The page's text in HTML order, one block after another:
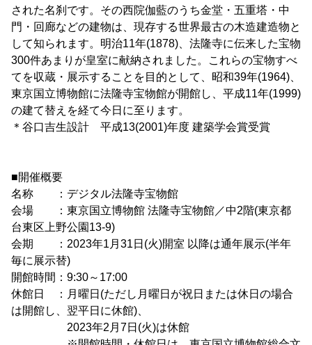
された名刹です。その西院伽藍のうち金堂・五重塔・中
門・回廊などの建物は、現存する世界最古の木造建造物と
して知られます。明治11年(1878)、法隆寺に伝来した宝物
300件あまりが皇室に献納されました。これらの宝物すべ
てを収蔵・展示することを目的として、昭和39年(1964)、
東京国立博物館に法隆寺宝物館が開館し、平成11年(1999)
の建て替えを経て今日に至ります。
＊谷口吉生設計 平成13(2001)年度 建築学会賞受賞
■開催概要
名称 ：デジタル法隆寺宝物館
会場 ：東京国立博物館 法隆寺宝物館／中2階(東京都
台東区上野公園13-9)
会期 ：2023年1月31日(火)開室 以降は通年展示(半年
毎に展示替)
開館時間：9:30～17:00
休館日 ：月曜日(ただし月曜日が祝日または休日の場合
は開館し、翌平日に休館)、
2023年2月7日(火)は休館